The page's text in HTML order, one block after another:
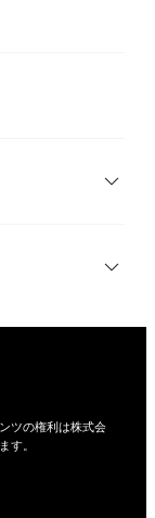
ツの権利は株式会
す。